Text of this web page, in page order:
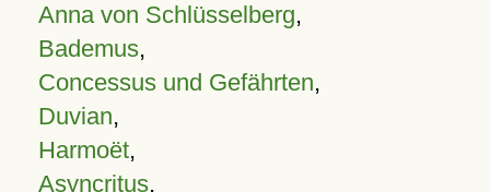
Anna von Schlüsselberg,
Bademus,
Concessus und Gefährten,
Duvian,
Harmoët,
Asyncritus,